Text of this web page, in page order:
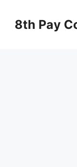
content8th Pay